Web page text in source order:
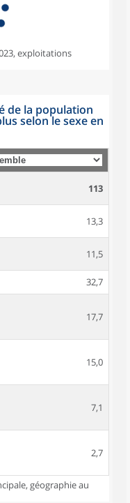
exploitations
de la population
selon le sexe en
113
13,3
11,5
32,7
17,7
15,0
7,1
2,7
géographie au